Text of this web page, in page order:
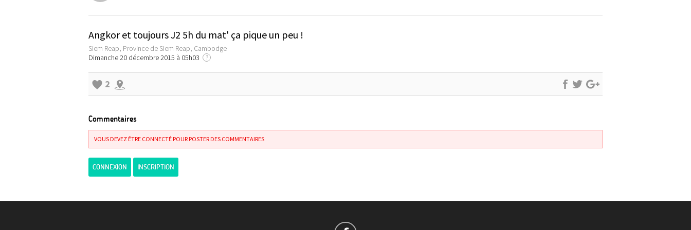
Angkor et toujours J2 5h du mat' ça pique un peu !
Siem Reap, Province de Siem Reap, Cambodge
Dimanche 20 décembre 2015 à 05h03
?
2
Commentaires
VOUS DEVEZ ÊTRE CONNECTÉ POUR POSTER DES COMMENTAIRES
CONNEXION INSCRIPTION